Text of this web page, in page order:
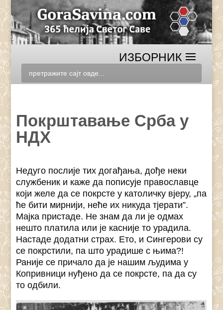
Покрштавање Срба у
НДХ
Недуго послије тих догађања, дође неки
службеник и каже да пописује православце
који желе да се покрсте у католичку вјеру, „па
ће бити мирнији, неће их никуда тјерати”.
Мајка пристаде. Не знам да ли је одмах
нешто платила или је касније то урадила.
Настаде додатни страх. Ето, и Сингерови су
се покрстили, па што урадише с њима?!
Раније се причало да је нашим људима у
Копривници нуђено да се покрсте, па да су
то одбили.